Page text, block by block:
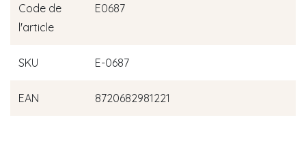
Code de
l'article
E0687
SKU E-0687
EAN 8720682981221